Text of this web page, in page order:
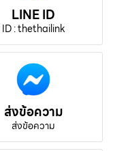
LINE ID
ID : thethailink
ส่งข้อความ
ส่งข้อความ